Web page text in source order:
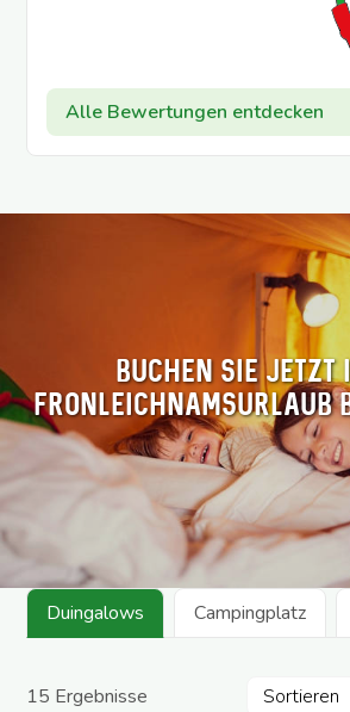
Alle Bewertungen entdecken
Buchen Sie jetzt
Fronleichnamsurlaub
Duingalows Campingplatz
Ergebnisse